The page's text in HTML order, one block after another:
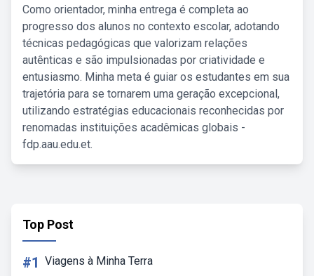
Como orientador, minha entrega é completa ao
progresso dos alunos no contexto escolar, adotando
técnicas pedagógicas que valorizam relações
autênticas e são impulsionadas por criatividade e
entusiasmo. Minha meta é guiar os estudantes em sua
trajetória para se tornarem uma geração excepcional,
utilizando estratégias educacionais reconhecidas por
renomadas instituições acadêmicas globais -
fdp.aau.edu.et.
Top Post
#1 Viagens à Minha Terra